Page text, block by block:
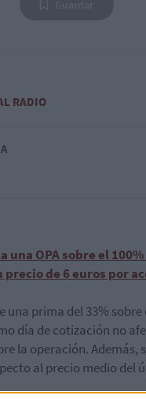
RADIO
una OPA sobre el
precio de 6 euros por
una prima del 33% sobre
día de cotización no
la operación. Además,
al precio medio del